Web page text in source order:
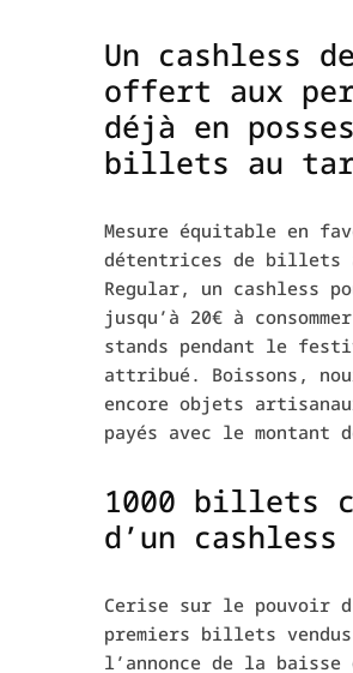
Un cashless
offert aux
déjà en
billets au
Mesure équitable en
détentrices de billets
Regular, un cashless
jusqu’à 20€ à
stands pendant le
attribué. Boissons,
encore objets
payés avec le montant
1000 billets
d’un cashless
Cerise sur le pouvoir
premiers billets
l’annonce de la